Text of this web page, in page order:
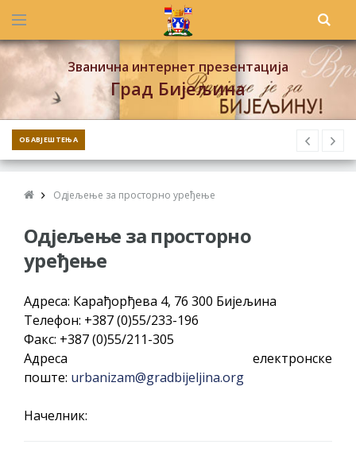
Званична интернет презентација
Град Бијељина
ОБАВЈЕШТЕЊА
Одјељење за просторно уређење
Одјељење за просторно
уређење
Адреса: Карађорђева 4, 76 300 Бијељина
Телефон: +387 (0)55/233-196
Факс: +387 (0)55/211-305
Адреса електронске
поште: urbanizam@gradbijeljina.org
Начелник: